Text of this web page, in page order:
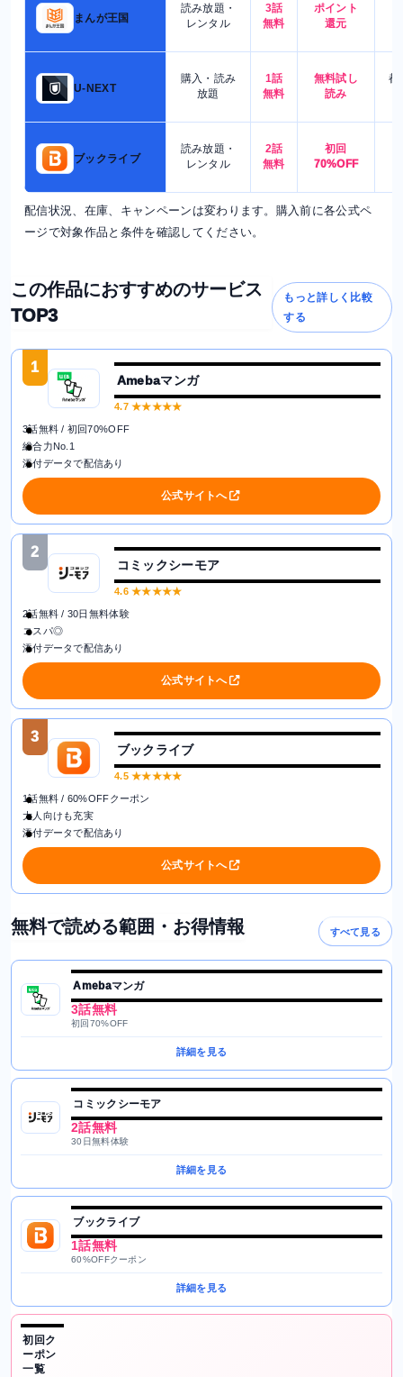
まんが王国
読み放題・
レンタル
3話
無料
ポイント
還元
U-NEXT
購入・読み
放題
1話
無料
無料試し
読み
都
ブックライブ
読み放題・
レンタル
2話
無料
初回
70%OFF
配信状況、在庫、キャンペーンは変わります。購入前に各公式ペ
ージで対象作品と条件を確認してください。
この作品におすすめのサービス
TOP3
もっと詳しく比較
する
1
Amebaマンガ
4.7★★★★★
3話無料 / 初回70%OFF
総合力No.1
添付データで配信あり
公式サイトへ
2
コミックシーモア
4.6★★★★★
2話無料 / 30日無料体験
コスパ◎
添付データで配信あり
公式サイトへ
3
ブックライブ
4.5★★★★★
1話無料 / 60%OFFクーポン
大人向けも充実
添付データで配信あり
公式サイトへ
無料で読める範囲・お得情報 すべて見る
Amebaマンガ
3話無料
初回70%OFF
詳細を見る
コミックシーモア
2話無料
30日無料体験
詳細を見る
ブックライブ
1話無料
60%OFFクーポン
詳細を見る
初回ク
ーポン
一覧